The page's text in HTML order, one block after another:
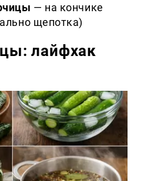
— на кончике
щепотка)
лайфхак